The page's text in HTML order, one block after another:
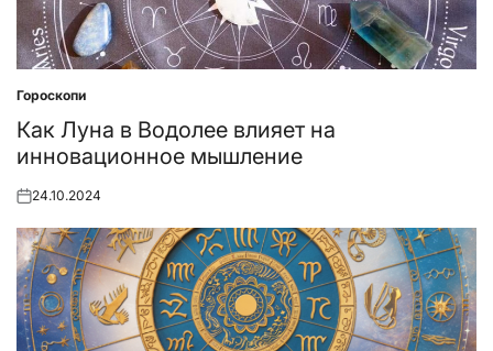
Posted
in
Гороскопи
Как Луна в Водолее влияет на
инновационное мышление
Posted
24.10.2024